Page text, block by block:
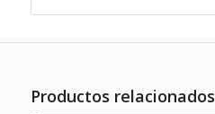
Productos relacionados